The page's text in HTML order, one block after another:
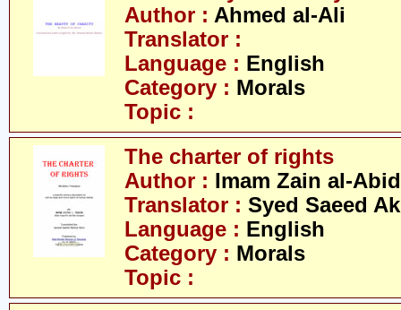
Author : Ahmed al-Ali
Translator :
Language : English
Category : Morals
Topic :
The charter of rights
Author : Imam Zain al-
Translator : Syed Saeed
Language : English
Category : Morals
Topic :